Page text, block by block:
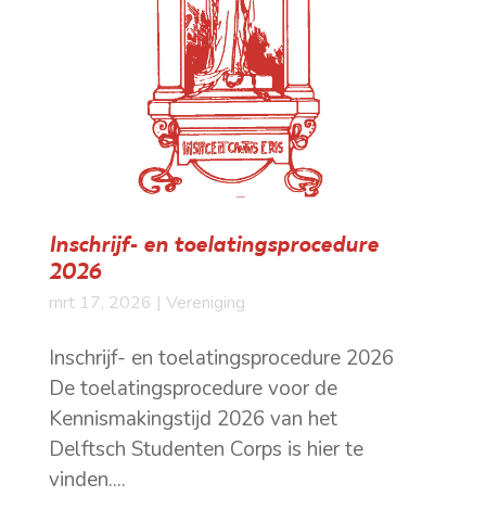
Inschrijf- en toelatingsprocedure
2026
mrt 17, 2026 | Vereniging
Inschrijf- en toelatingsprocedure 2026
De toelatingsprocedure voor de
Kennismakingstijd 2026 van het
Delftsch Studenten Corps is hier te
vinden....